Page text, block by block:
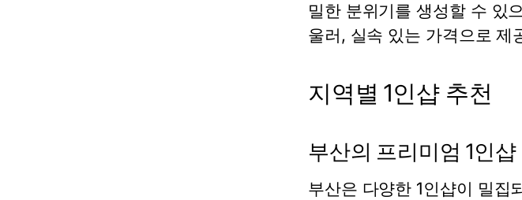
밀한 분위기를 생성할 수 있
울러, 실속 있는 가격으로 제
지역별 1인샵 추천
부산의 프리미엄 1인샵
부산은 다양한 1인샵이 밀집